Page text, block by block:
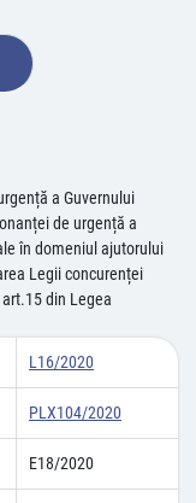
a Guvernului
de urgență a
în domeniul ajutorului
Legii concurenței
din Legea
L16/2020
PLX104/2020
E18/2020